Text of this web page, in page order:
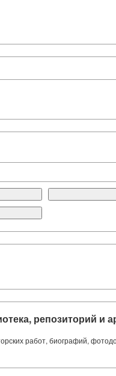
репозиторий и
работ, биографий,